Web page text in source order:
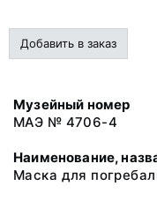
Добавить в заказ
Музейный номер
МАЭ № 4706-4
Наименование,
Маска для